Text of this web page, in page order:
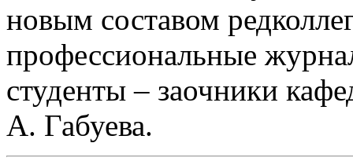
новым составом
профессиональные
студенты – заочники
А. Габуева.